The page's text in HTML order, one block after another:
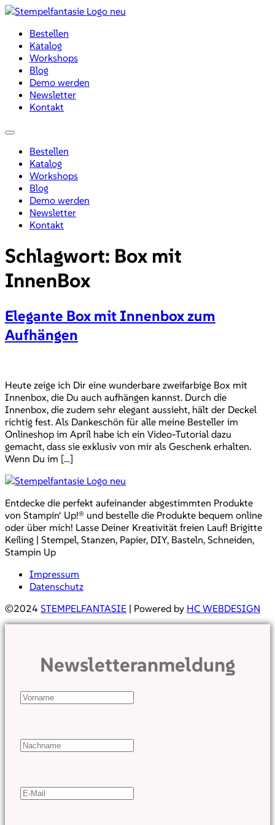
Zum
wechselnBestellen
Katalog
Workshops
Blog
Demo werden
Newsletter
Kontakt
Menü
Bestellen
Katalog
Workshops
Blog
Demo werden
Newsletter
Kontakt
Schlagwort: Box mit
InnenBox
Elegante Box mit Innenbox zum
Aufhängen
Heute zeige ich Dir eine wunderbare zweifarbige Box mit
Innenbox, die Du auch aufhängen kannst. Durch die
Innenbox, die zudem sehr elegant aussieht, hält der Deckel
richtig fest. Als Dankeschön für alle meine Besteller im
Onlineshop im April habe ich ein Video-Tutorial dazu
gemacht, dass sie exklusiv von mir als Geschenk erhalten.
Wenn Du im […]
Entdecke die perfekt aufeinander abgestimmten Produkte
von Stampin‘ Up!® und bestelle die Produkte bequem online
oder über mich! Lasse Deiner Kreativität freien Lauf! Brigitte
Keiling | Stempel, Stanzen, Papier, DIY, Basteln, Schneiden,
Stampin Up
Impressum
Datenschutz
©2024 STEMPELFANTASIE | Powered by HC WEBDESIGN
Newsletteranmeldung